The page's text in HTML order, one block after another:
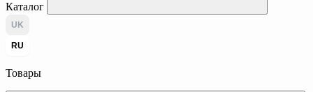
Каталог
UK
RU
Товары